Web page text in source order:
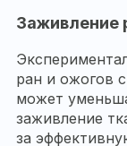
Заживление
ран и ожогов
может
заживление
за